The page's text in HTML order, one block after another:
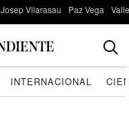
Josep Vilarasau Paz Vega
INTERNACIONAL